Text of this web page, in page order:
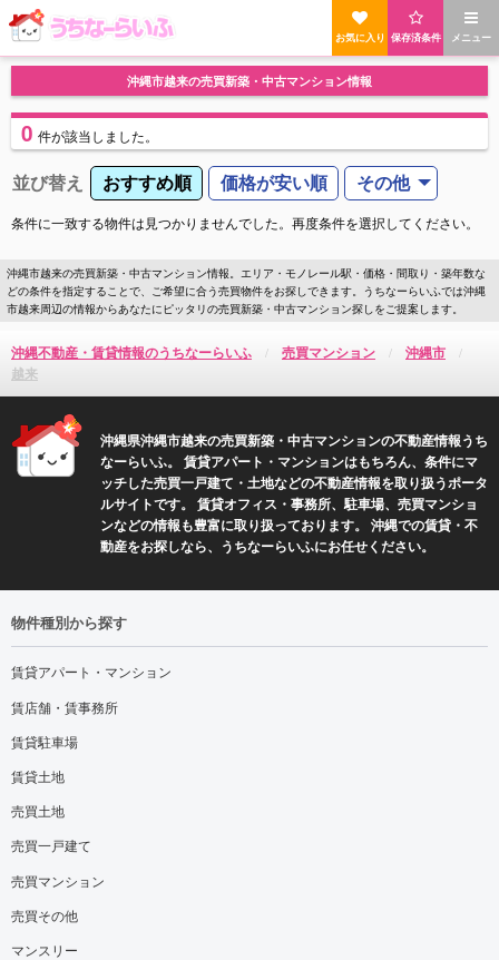
メニュー
保存済条件
お気に入り
沖縄市越来の売買新築・中古マンション情報
0 件が該当しました。
並び替え おすすめ順 価格が安い順 その他
条件に一致する物件は見つかりませんでした。再度条件を選択してください。
沖縄市越来の売買新築・中古マンション情報。エリア・モノレール駅・価格・間取り・築年数な
どの条件を指定することで、ご希望に合う売買物件をお探しできます。うちなーらいふでは沖縄
市越来周辺の情報からあなたにピッタリの売買新築・中古マンション探しをご提案します。
沖縄不動産・賃貸情報のうちなーらいふ 売買マンション
沖縄市
越来
沖縄県沖縄市越来の売買新築・中古マンションの不動産情報うち
なーらいふ。 賃貸アパート・マンションはもちろん、条件にマ
ッチした売買一戸建て・土地などの不動産情報を取り扱うポータ
ルサイトです。 賃貸オフィス・事務所、駐車場、売買マンショ
ンなどの情報も豊富に取り扱っております。 沖縄での賃貸・不
動産をお探しなら、うちなーらいふにお任せください。
物件種別から探す
賃貸アパート・マンション
賃店舗・賃事務所
賃貸駐車場
賃貸土地
売買土地
売買一戸建て
売買マンション
売買その他
マンスリー